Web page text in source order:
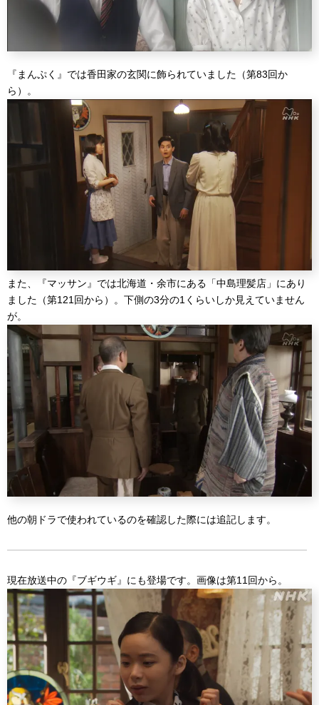
『まんぷく』では香田家の玄関に飾られていました（第83回か
ら）。
また、『マッサン』では北海道・余市にある「中島理髪店」にあり
ました（第121回から）。下側の3分の1くらいしか見えていません
が。
他の朝ドラで使われているのを確認した際には追記します。
現在放送中の『ブギウギ』にも登場です。画像は第11回から。